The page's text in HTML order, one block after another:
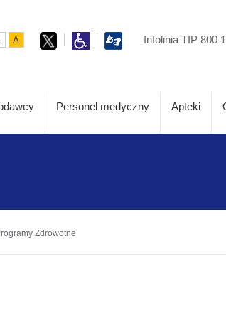
A Infolinia TIP 800
Personel medyczny Apteki
Zdrowotne